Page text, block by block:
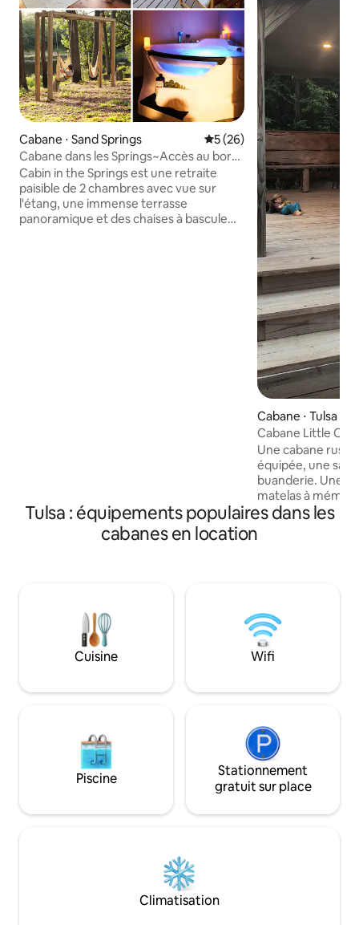
Cabane ⋅ Sand Springs Évaluation moyenne sur la
5 (26)
Cabane dans les Springs~Accès au bord
de l'eau•Grande terrasse
Cabin in the Springs est une retraite
paisible de 2 chambres avec vue sur
l'étang, une immense terrasse
panoramique et des chaises à bascule
Cabane ⋅ Tulsa
Cabane Little
Une cabane
équipée, une
buanderie. Une
matelas à
et des draps
de bonne taille et
parfaite pour
assez grande
air sur une
encore, notre
Tulsa : équipements populaires dans les
cabanes en location
Cuisine Wifi
Piscine
Stationnement
gratuit sur place
Climatisation